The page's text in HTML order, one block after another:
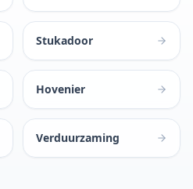
Stukadoor
Hovenier
Verduurzaming